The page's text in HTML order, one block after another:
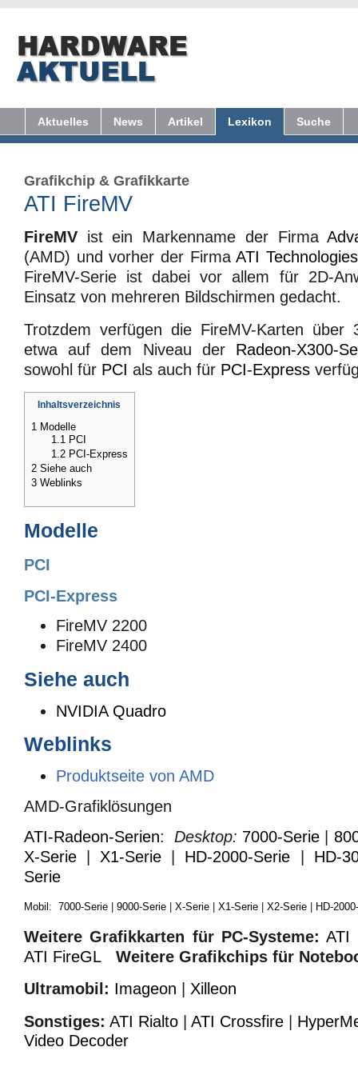
Aktuelles News Artikel Lexikon Suche
Grafikchip & Grafikkarte
ATI FireMV
FireMV ist ein Markenname der Firma
(AMD) und vorher der FirmaATI Technologies
FireMV-Serie ist dabei vor allem für 2D-
Einsatz von mehreren Bildschirmen gedacht.
Trotzdem verfügen die FireMV-Karten über
etwa auf dem Niveau der Radeon-X300-
sowohl für PCI als auch für PCI-Express
Inhaltsverzeichnis
1 Modelle
1.1 PCI
1.2 PCI-Express
2 Siehe auch
3 Weblinks
Modelle
PCI
PCI-Express
FireMV 2200
FireMV 2400
Siehe auch
NVIDIA Quadro
Weblinks
Produktseite von AMD
AMD-Grafiklösungen
ATI-Radeon-Serien:Desktop: 7000-Serie
X-Serie |X1-Serie HD-2000-Serie
HD-
Serie
Mobil : 7000-Serie 9000-Serie X-Serie X1-Serie X2-Serie HD-
Weitere Grafikkarten für PC-Systeme: ATI
ATI FireGL
Weitere Grafikchips für
Ultramobil: Imageon
Xilleon
Sonstiges: ATI Rialto ATI Crossfire
Video Decoder